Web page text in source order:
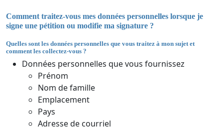
Comment traitez-vous mes données personnelles lorsque je
signe une pétition ou modifie ma signature ?
Quelles sont les données personnelles que vous traitez à mon sujet et
comment les collectez-vous ?
Données personnelles que vous fournissez
Prénom
Nom de famille
Emplacement
Pays
Adresse de courriel